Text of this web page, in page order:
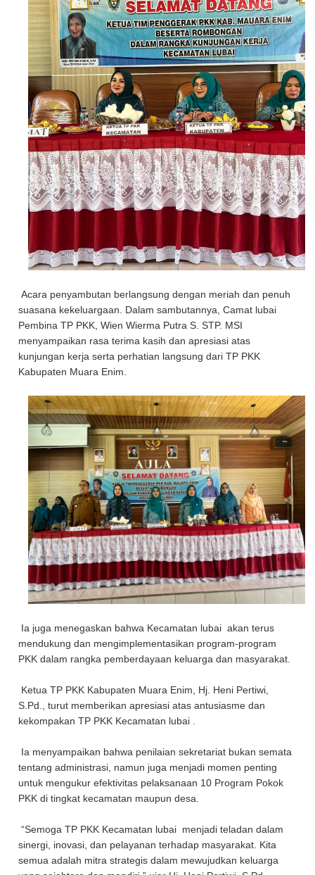
Acara penyambutan berlangsung dengan meriah dan penuh
suasana kekeluargaan. Dalam sambutannya, Camat lubai
Pembina TP PKK, Wien Wierma Putra S. STP. MSI
menyampaikan rasa terima kasih dan apresiasi atas
kunjungan kerja serta perhatian langsung dari TP PKK
Kabupaten Muara Enim.
Ia juga menegaskan bahwa Kecamatan lubai akan terus
mendukung dan mengimplementasikan program-program
PKK dalam rangka pemberdayaan keluarga dan masyarakat.
Ketua TP PKK Kabupaten Muara Enim, Hj. Heni Pertiwi,
S.Pd., turut memberikan apresiasi atas antusiasme dan
kekompakan TP PKK Kecamatan lubai .
Ia menyampaikan bahwa penilaian sekretariat bukan semata
tentang administrasi, namun juga menjadi momen penting
untuk mengukur efektivitas pelaksanaan 10 Program Pokok
PKK di tingkat kecamatan maupun desa.
“Semoga TP PKK Kecamatan lubai menjadi teladan dalam
sinergi, inovasi, dan pelayanan terhadap masyarakat. Kita
semua adalah mitra strategis dalam mewujudkan keluarga